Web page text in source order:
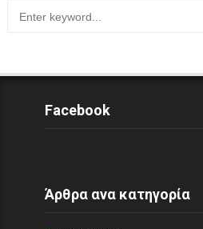
Facebook
Άρθρα ανα κατηγορία